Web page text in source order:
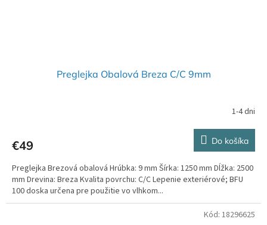
Preglejka Obalová Breza C/C 9mm
1-4 dni
€49 Do košíka
Preglejka Brezová obalová Hrúbka: 9 mm Šírka: 1250 mm Dĺžka: 2500
mm Drevina: Breza Kvalita povrchu: C/C Lepenie exteriérové; BFU
100 doska určena pre použitie vo vlhkom...
Kód: 18296625